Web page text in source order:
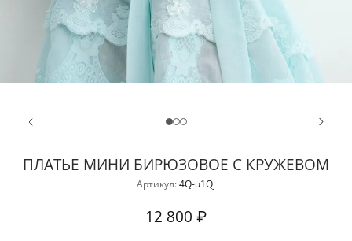
ПЛАТЬЕ МИНИ БИРЮЗОВОЕ С КРУЖЕВОМ
Артикул:4Q-u1Qj
12 800 ₽